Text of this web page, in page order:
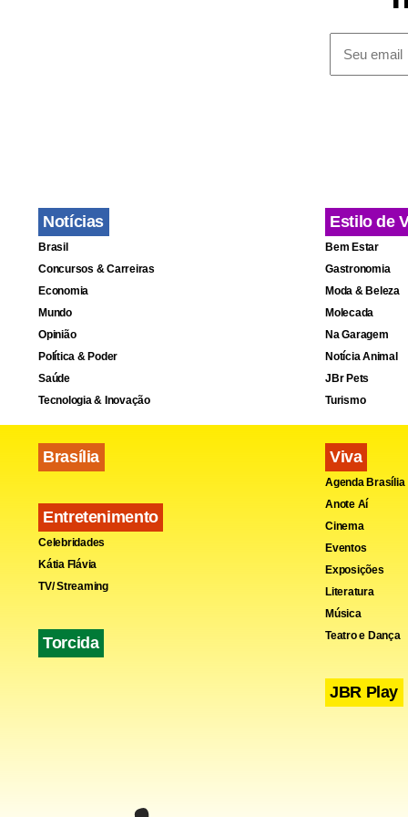
Poucos
de vida
eficiente do
O formato
Para quem
jatos,
ambiente
Notícias
Brasil
Concursos & Carreiras
Economia
Mundo
Opinião
Política & Poder
Saúde
Tecnologia & Inovação
Brasília
Entretenimento
Celebridades
Kátia Flávia
TV/ Streaming
Torcida
Estilo de
Bem Estar
Gastronomia
Moda & Beleza
Molecada
Na Garagem
Notícia Animal
JBr Pets
Turismo
Viva
Agenda Brasília
Anote Aí
Cinema
Eventos
Exposições
Literatura
Música
Teatro e Dança
JBR Play